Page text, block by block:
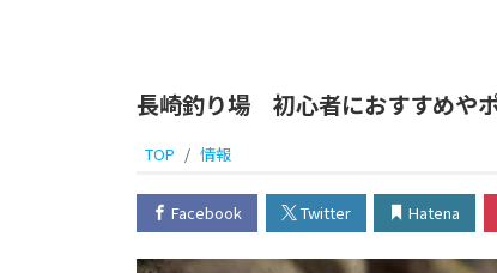
長崎釣り場 初心者におすすめや
TOP 情報
Facebook Twitter Hatena